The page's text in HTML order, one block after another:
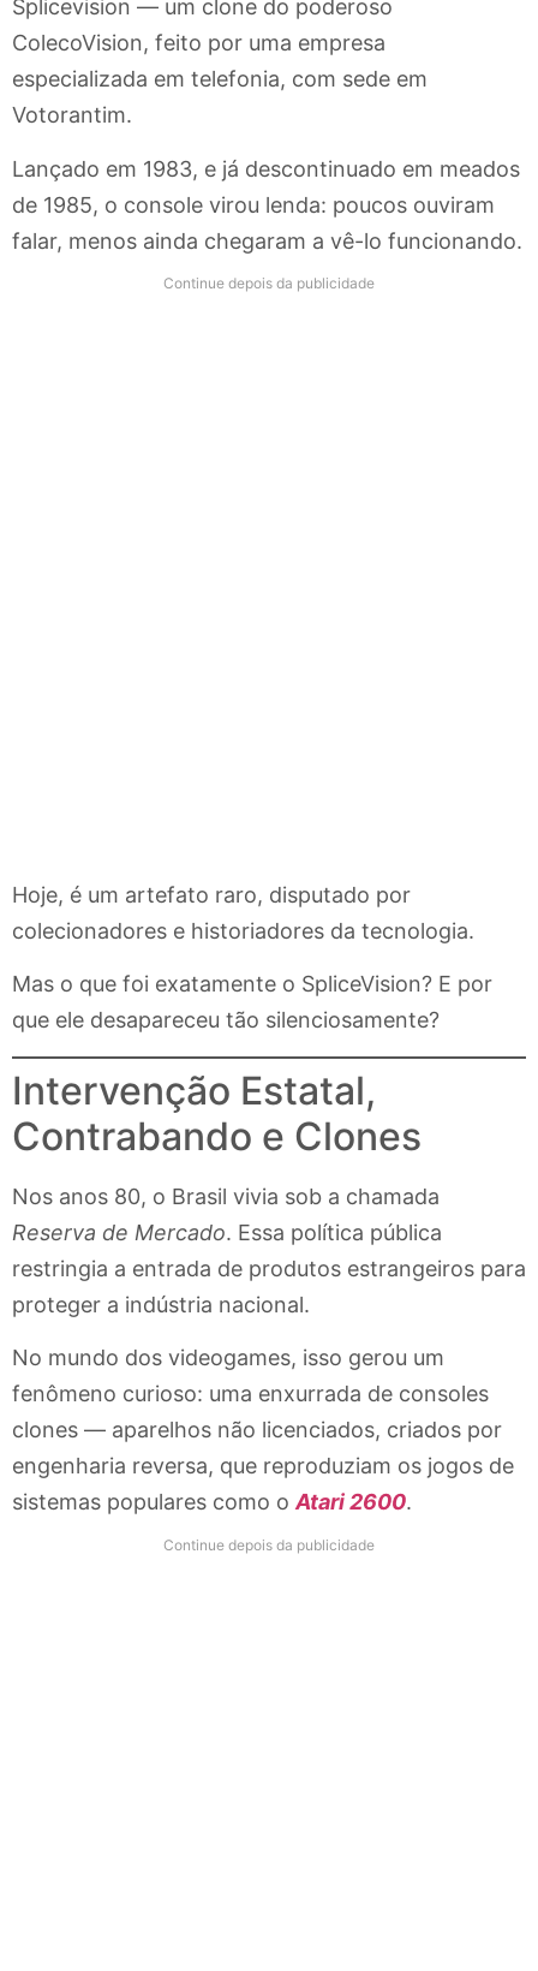
Splicevision — um clone do poderoso
ColecoVision, feito por uma empresa
especializada em telefonia, com sede em
Votorantim.
Lançado em 1983, e já descontinuado em meados
de 1985, o console virou lenda: poucos ouviram
falar, menos ainda chegaram a vê-lo funcionando.
Continue depois da publicidade
Hoje, é um artefato raro, disputado por
colecionadores e historiadores da tecnologia.
Mas o que foi exatamente o SpliceVision? E por
que ele desapareceu tão silenciosamente?
Intervenção Estatal,
Contrabando e Clones
Nos anos 80, o Brasil vivia sob a chamada
Reserva de Mercado. Essa política pública
restringia a entrada de produtos estrangeiros para
proteger a indústria nacional.
No mundo dos videogames, isso gerou um
fenômeno curioso: uma enxurrada de consoles
clones — aparelhos não licenciados, criados por
engenharia reversa, que reproduziam os jogos de
sistemas populares como oAtari 2600.
Continue depois da publicidade